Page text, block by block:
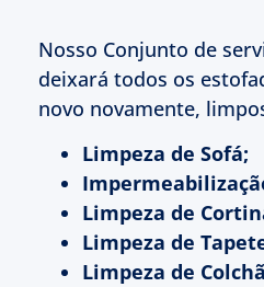
Nosso Conjunto de
deixará todos os
novo novamente,
Limpeza de Sofá;
Limpeza de
Limpeza de
Limpeza de